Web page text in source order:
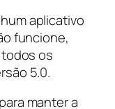
aplicativo
funcione,
os
5.0.
manter a